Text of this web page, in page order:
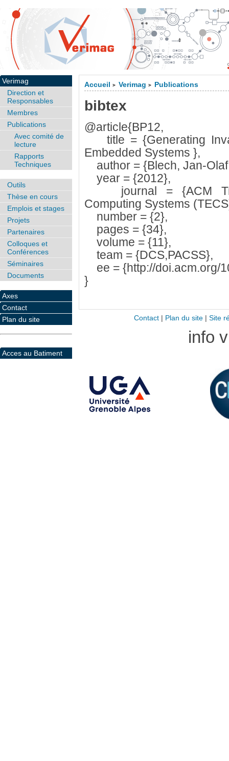
Accueil > Verimag > Publications
bibtex
@article{BP12,
title = {Generating
Embedded Systems },
author = {Blech, Jan-
year = {2012},
journal = {ACM
Computing Systems
number = {2},
pages = {34},
volume = {11},
team = {DCS,PACSS},
ee = {http://doi.acm.org/
}
Verimag
Direction et
Responsables
Membres
Publications
Avec comité de
lecture
Rapports
Techniques
Outils
Thèse en cours
Emplois et stages
Projets
Partenaires
Colloques et
Conférences
Séminaires
Documents
Axes
Contact
Plan du site
Acces au Batiment
Contact| Plan du site| Site
info